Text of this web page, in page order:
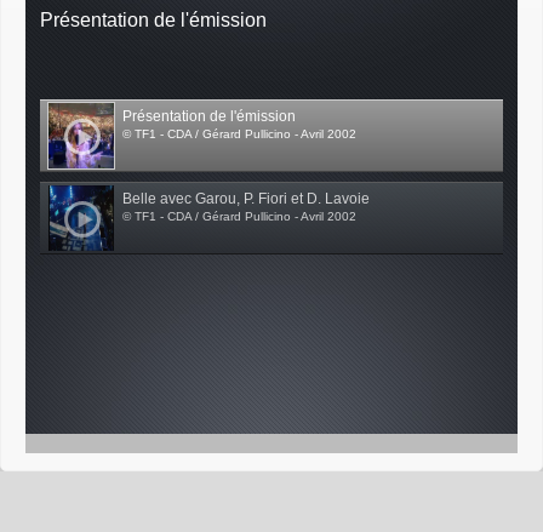
Présentation de l'émission
Présentation de l'émission
© TF1 - CDA / Gérard Pullicino - Avril 2002
Belle avec Garou, P. Fiori et D. Lavoie
© TF1 - CDA / Gérard Pullicino - Avril 2002